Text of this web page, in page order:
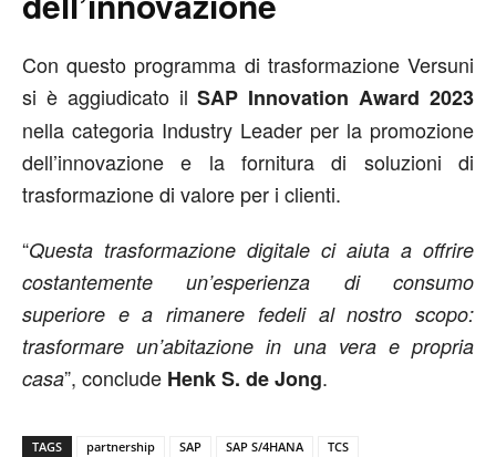
Con questo programma di trasformazione Versuni
si è aggiudicato ilSAP Innovation Award 2023
nella categoria Industry Leader per la promozione
dell’innovazione e la fornitura di soluzioni di
trasformazione di valore per i clienti.
“Questa trasformazione digitale ci aiuta a offrire
costantemente un’esperienza di consumo
superiore e a rimanere fedeli al nostro scopo:
trasformare un’abitazione in una vera e propria
casa”, conclude Henk S. de Jong.
TAGS partnership SAP SAP S/4HANA
TCS